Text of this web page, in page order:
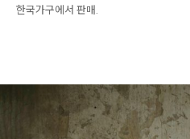
한국가구에서 판매.